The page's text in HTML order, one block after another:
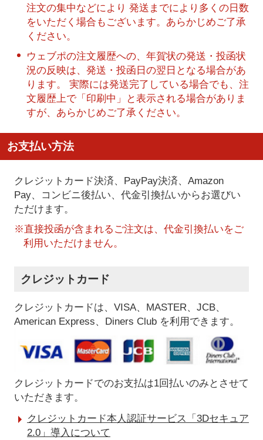
注文の集中などにより 発送までにより多くの日数
をいただく場合もございます。あらかじめご了承
ください。
ウェブポの注文履歴への、年賀状の発送・投函状
況の反映は、発送・投函日の翌日となる場合があ
ります。 実際には発送完了している場合でも、注
文履歴上で「印刷中」と表示される場合がありま
すが、あらかじめご了承ください。
お支払い方法
クレジットカード決済、PayPay決済、Amazon
Pay、コンビニ後払い、代金引換払いからお選びい
ただけます。
※直接投函が含まれるご注文は、代金引換払いをご
利用いただけません。
クレジットカード
クレジットカードは、VISA、MASTER、JCB、
American Express、Diners Club を利用できます。
クレジットカードでのお支払は1回払いのみとさせて
いただきます。
クレジットカード本人認証サービス「3Dセキュア
2.0」導入について